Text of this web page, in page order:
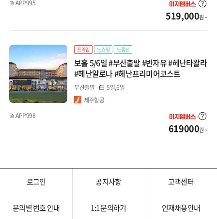
베트남
다낭/호이안
방콕/파타야
APP995
519,000원 ~
프라임 노쇼핑 노옵션
보홀 5/6일 #부산출발 #반자유 #헤난타왈라
#헤난알로나 #헤난프리미어코스트
부산출발
5일,6일
제주항공
APP998
619000원 ~
로그인 공지사항 고객센터
문의별 번호 안내 1:1 문의하기 인재채용안내